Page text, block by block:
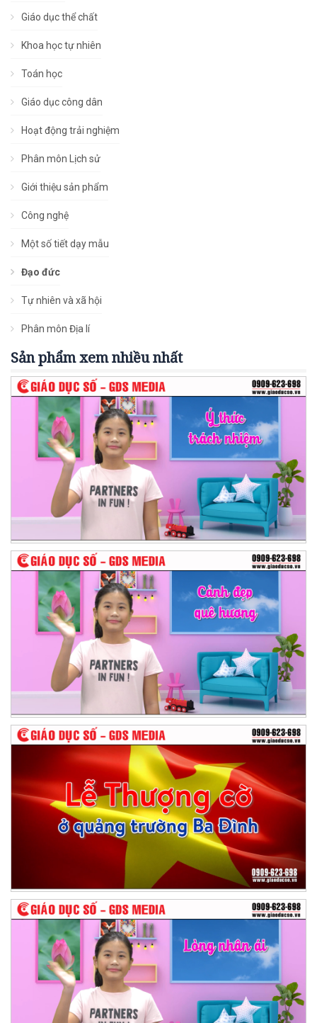
Giáo dục thể chất
Khoa học tự nhiên
Toán học
Giáo dục công dân
Hoạt động trải nghiệm
Phân môn Lịch sử
Giới thiệu sản phẩm
Công nghệ
Một số tiết dạy mẫu
Đạo đức
Tự nhiên và xã hội
Phân môn Địa lí
Sản phẩm xem nhiều nhất